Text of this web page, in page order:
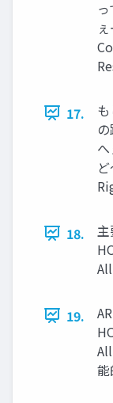
17.
18.
19.